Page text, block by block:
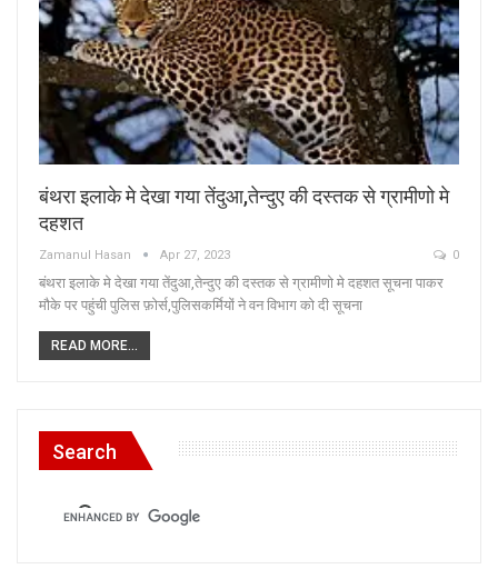
बंथरा इलाके मे देखा गया तेंदुआ,तेन्दुए की दस्तक से ग्रामीणो मे
दहशत
Zamanul Hasan Apr 27, 2023 0
बंथरा इलाके मे देखा गया तेंदुआ,तेन्दुए की दस्तक से ग्रामीणो मे दहशत सूचना पाकर
मौके पर पहुंची पुलिस फ़ोर्स,पुलिसकर्मियों ने वन विभाग को दी सूचना
READ MORE...
Search